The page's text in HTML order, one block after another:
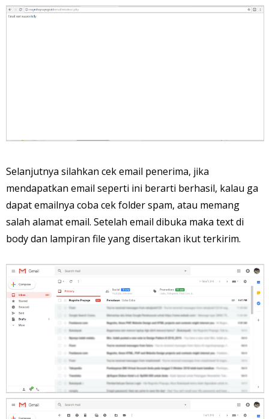
Selanjutnya silahkan cek email penerima, jika
mendapatkan email seperti ini berarti berhasil, kalau ga
dapat emailnya coba cek folder spam, atau memang
salah alamat email. Setelah email dibuka maka text di
body dan lampiran file yang disertakan ikut terkirim.